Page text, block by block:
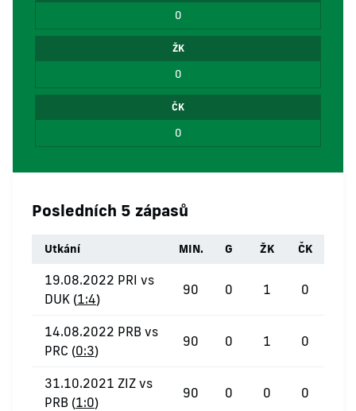
0
ŽK
0
ČK
0
Posledních 5 zápasů
Utkání MIN. G ŽK ČK
19.08.2022 PRI vs
DUK (1:4)
90 0 1 0
14.08.2022 PRB vs
PRC (0:3)
90 0 1 0
31.10.2021 ZIZ vs
PRB (1:0)
90 0 0 0